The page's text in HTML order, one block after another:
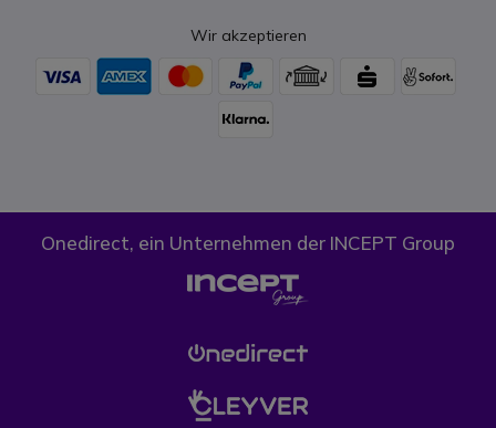
Wir akzeptieren
Onedirect, ein Unternehmen der INCEPT Group